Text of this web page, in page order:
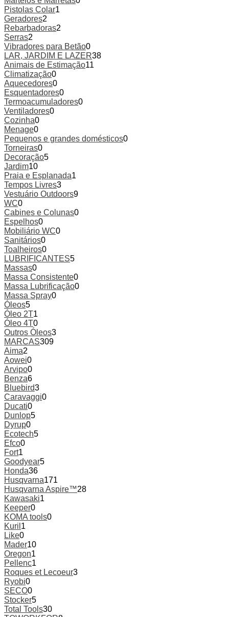
Pistolas Colar1
Geradores2
Rebarbadoras2
Serras2
Vibradores para Betão0
LAR, JARDIM E LAZER38
Animais de Estimação11
Climatização0
Aquecedores0
Esquentadores0
Termoacumuladores0
Ventiladores0
Cozinha0
Menage0
Pequenos e grandes domésticos0
Torneiras0
Decoração5
Jardim10
Praia e Esplanada1
Tempos Livres3
Vestuário Outdoors9
WC0
Cabines e Colunas0
Espelhos0
Mobiliário WC0
Sanitários0
Toalheiros0
LUBRIFICANTES5
Massas0
Massa Consistente0
Massa Lubrificação0
Massa Spray0
Óleos5
Óleo 2T1
Óleo 4T0
Outros Óleos3
MARCAS309
Aima2
Aowei0
Arvipo0
Benza6
Bluebird3
Caravaggi0
Ducati0
Dunlop5
Dyrup0
Ecotech5
Efco0
Fort1
Goodyear5
Honda36
Husqvarna171
Husqvarna Aspire™28
Kawasaki1
Keeper0
KOMA tools0
Kuril 1
Like0
Mader10
Oregon1
Pellenc1
Roques et Lecoeur3
Ryobi0
SECO0
Stocker5
Total Tools30